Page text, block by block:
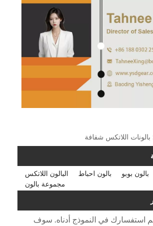
اللاتكس شفافة
البالون اللاتكس
بالون احباط
بالون بوبو
مجموعة بالون
استفسارك في النموذج أدناه. سوف